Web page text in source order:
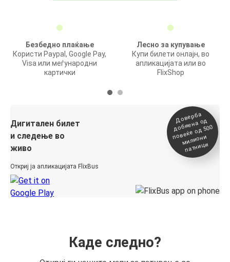
Безбедно плаќање
Користи Paypal, Google Pay,
Visa или меѓународни
картички
Лесно за купување
Купи билети онлајн, во
апликацијата или во
FlixShop
Дигитален билет
и следење во
живо
Откриј ја апликацијата FlixBus
Доверба
добиена о
д
повеќе о
д 500
милиони
патници
Каде следно?